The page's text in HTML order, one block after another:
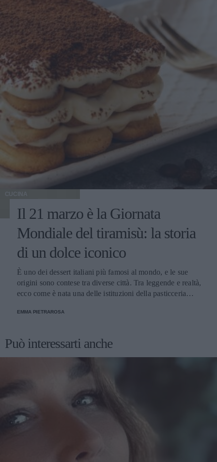
CUCINA
Il 21 marzo è la Giornata
Mondiale del tiramisù: la storia
di un dolce iconico
È uno dei dessert italiani più famosi al mondo, e le sue
origini sono contese tra diverse città. Tra leggende e realtà,
ecco come è nata una delle istituzioni della pasticceria
EMMA PIETRAROSA
Può interessarti anche